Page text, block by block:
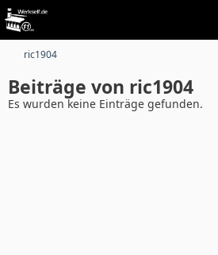
ric1904
Beiträge von ric1904
Es wurden keine Einträge gefunden.